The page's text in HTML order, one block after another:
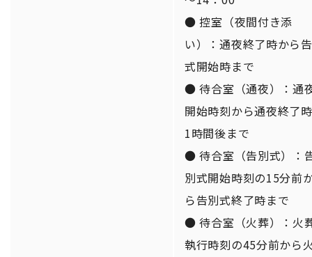
● 控室（夜間付き添
い）：通夜終了時から
式開始時まで
● 待合室（通夜）：通
開始時刻から通夜終了
1時間後まで
● 待合室（告別式）：
別式開始時刻の15分前
ら告別式終了時まで
● 待合室（火葬）：火
執行時刻の45分前から